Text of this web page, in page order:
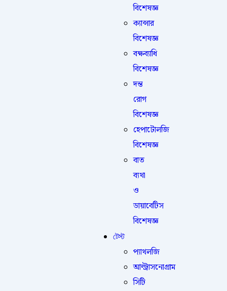
বিশেষজ্ঞ
ক্যান্সার
বিশেষজ্ঞ
বক্ষব্যাধি
বিশেষজ্ঞ
দন্ত
রোগ
বিশেষজ্ঞ
হেপাটোলজি
বিশেষজ্ঞ
বাত
ব্যথা
ও
ডায়াবেটিস
বিশেষজ্ঞ
টেস্ট
প্যাথলজি
আল্ট্রাসনোগ্রাম
সিটি